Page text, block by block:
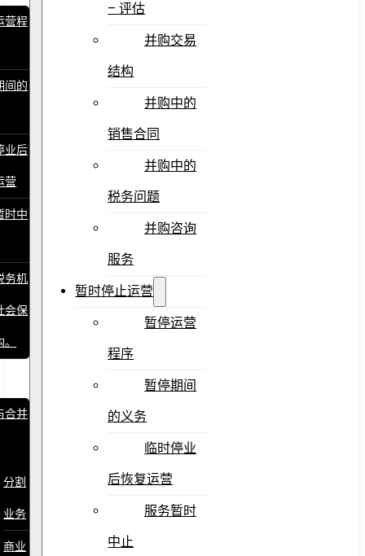
营程
间的
业后
营
时中
务机
会保
合并
分割
业务
商业
– 评估
并购交易
结构
并购中的
销售合同
并购中的
税务问题
并购咨询
服务
暂时停止运营
暂停运营
程序
暂停期间
的义务
临时停业
后恢复运营
服务暂时
中止